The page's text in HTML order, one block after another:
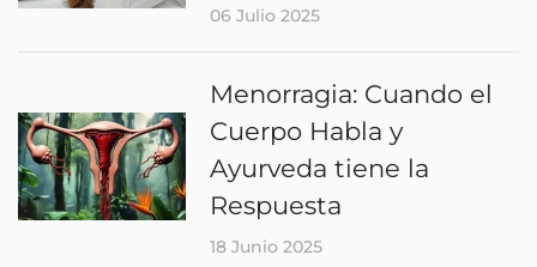
06 Julio 2025
Menorragia: Cuando el
Cuerpo Habla y
Ayurveda tiene la
Respuesta
18 Junio 2025